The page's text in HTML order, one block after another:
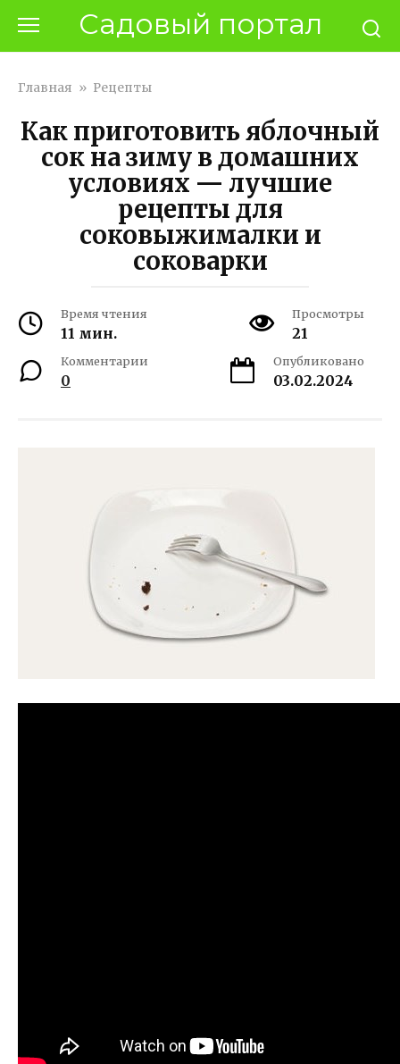
контенту
Садовый портал
Главная » Рецепты
Как приготовить яблочный
сок на зиму в домашних
условиях — лучшие
рецепты для
соковыжималки и
соковарки
Время чтения
11 мин.
Просмотры
21
Комментарии
0
Опубликовано
03.02.2024